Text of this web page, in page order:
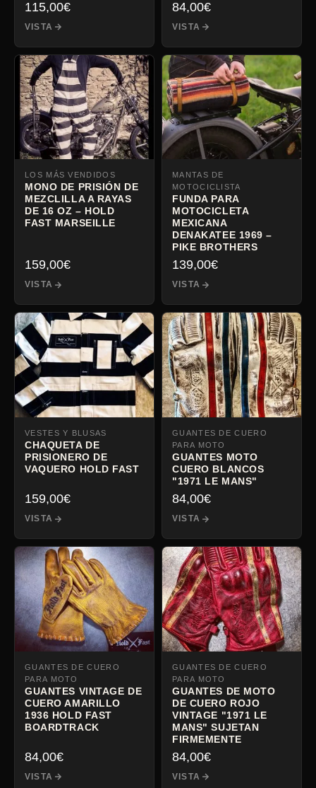
115,00€
VISTA
84,00€
VISTA
LOS MÁS VENDIDOS
MONO DE PRISIÓN DE
MEZCLILLA A RAYAS
DE 16 OZ – HOLD
FAST MARSEILLE
159,00€
VISTA
MANTAS DE
MOTOCICLISTA
FUNDA PARA
MOTOCICLETA
MEXICANA
DENAKATEE 1969 –
PIKE BROTHERS
139,00€
VISTA
VESTES Y BLUSAS
CHAQUETA DE
PRISIONERO DE
VAQUERO HOLD FAST
159,00€
VISTA
GUANTES DE CUERO
PARA MOTO
GUANTES MOTO
CUERO BLANCOS
"1971 LE MANS"
84,00€
VISTA
GUANTES DE CUERO
PARA MOTO
GUANTES VINTAGE DE
CUERO AMARILLO
1936 HOLD FAST
BOARDTRACK
84,00€
VISTA
GUANTES DE CUERO
PARA MOTO
GUANTES DE MOTO
DE CUERO ROJO
VINTAGE "1971 LE
MANS" SUJETAN
FIRMEMENTE
84,00€
VISTA